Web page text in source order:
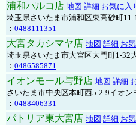
浦和パルコ店 地図 詳細 お気に入
埼玉県さいたま市浦和区東高砂町
： 0488111351
大宮タカシマヤ店 地図 詳細 お
埼玉県さいたま市大宮区大門町1-32
： 0486585871
イオンモール与野店 地図 詳細
さいたま市中央区本町西5-2-9イオン
： 0488406331
パトリア東大宮店 地図 詳細 お